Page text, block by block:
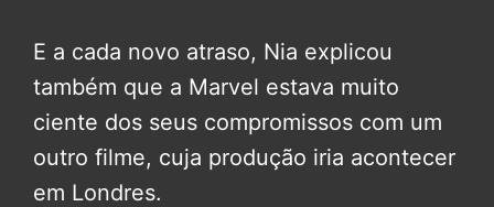
E a cada novo atraso, Nia explicou
também que a Marvel estava muito
ciente dos seus compromissos com um
outro filme, cuja produção iria acontecer
em Londres.